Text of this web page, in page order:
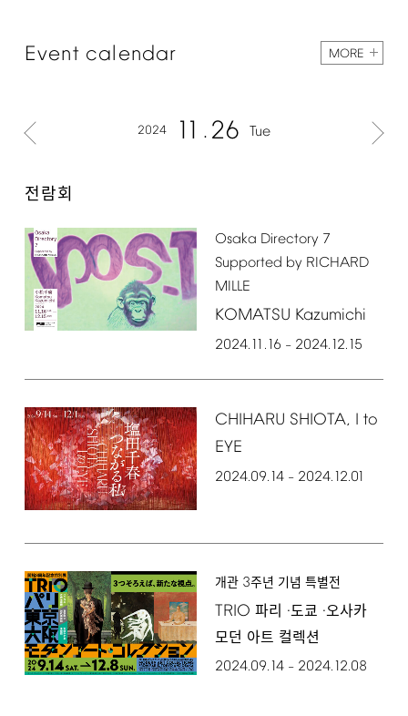
Event calendar MORE
2024 11 26 Tue
전람회
Osaka Directory 7
Supported by RICHARD
MILLE
KOMATSU Kazumichi
2024.11.16– 2024.12.15
CHIHARU SHIOTA, I to
EYE
2024.09.14– 2024.12.01
개관 3주년 기념 특별전
TRIO 파리 ·도쿄 ·오사카
모던 아트 컬렉션
2024.09.14– 2024.12.08